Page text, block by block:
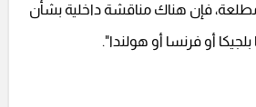
فإن هناك مناقشة داخلية بشأن
بلجيكا أو فرنسا أو هولندا".